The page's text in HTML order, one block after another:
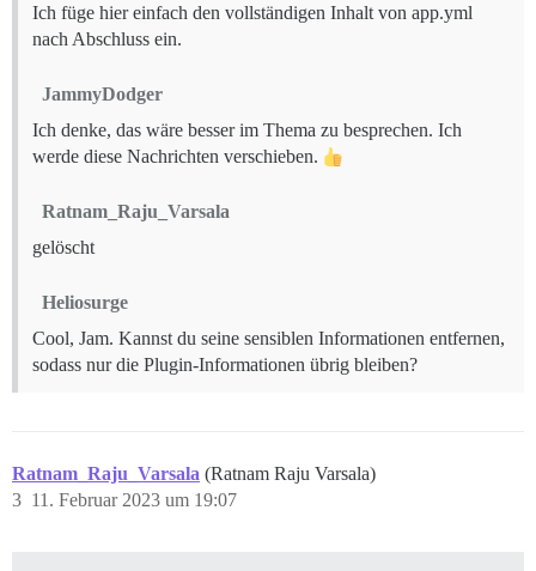
Ich füge hier einfach den vollständigen Inhalt von app.yml
nach Abschluss ein.
JammyDodger
Ich denke, das wäre besser im Thema zu besprechen. Ich
werde diese Nachrichten verschieben.
Ratnam_Raju_Varsala
gelöscht
Heliosurge
Cool, Jam. Kannst du seine sensiblen Informationen entfernen,
sodass nur die Plugin-Informationen übrig bleiben?
Ratnam_Raju_Varsala (Ratnam Raju Varsala)
11. Februar 2023 um 19:07
3